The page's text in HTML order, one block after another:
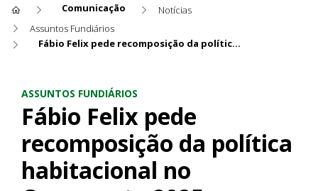
Comunicação
Notícias
Assuntos Fundiários
Fábio Felix pede recomposição da política habitacional no Orçamento 2025
ASSUNTOS FUNDIÁRIOS
Fábio Felix pede
recomposição da política
habitacional no